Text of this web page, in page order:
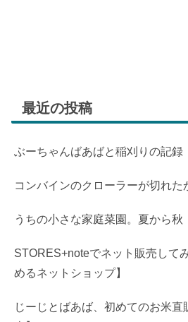
最近の投稿
ぶーちゃんばあばと稲刈りの記録
コンバインのクローラーが切れた
うちの小さな家庭菜園。夏から秋
STORES+noteでネット販売して
めるネットショップ】
じーじとばあば、初めてのお米直